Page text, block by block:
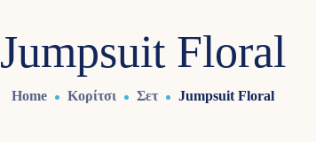
Jumpsuit Floral
Home Κορίτσι Σετ Jumpsuit Floral